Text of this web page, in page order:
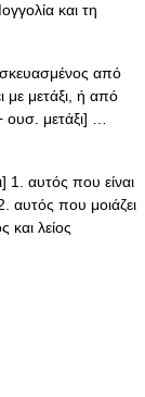
και τη
από
με μετάξι, ή από
ουσ. μετάξι] …
1. αυτός που είναι
αυτός που μοιάζει
και λείος